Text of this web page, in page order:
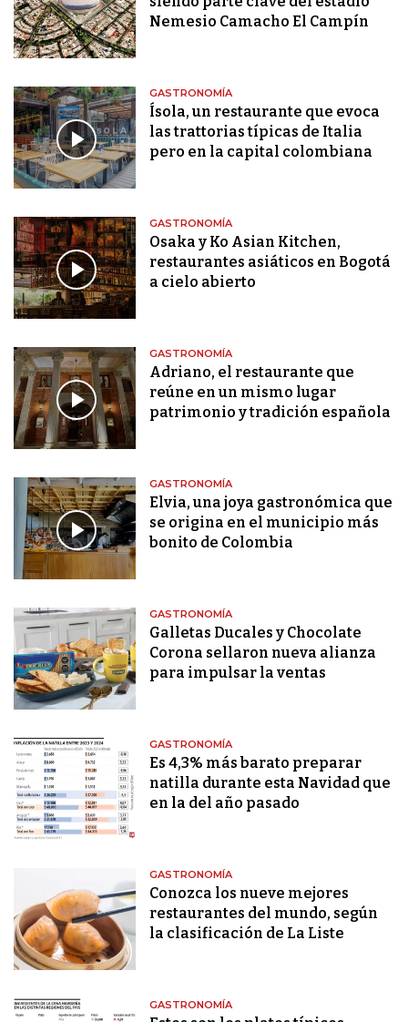
Nemesio Camacho El Campín
GASTRONOMÍA
Ísola, un restaurante que evoca
las trattorias típicas de Italia
pero en la capital colombiana
GASTRONOMÍA
Osaka y Ko Asian Kitchen,
restaurantes asiáticos en Bogotá
a cielo abierto
GASTRONOMÍA
Adriano, el restaurante que
reúne en un mismo lugar
patrimonio y tradición española
GASTRONOMÍA
Elvia, una joya gastronómica que
se origina en el municipio más
bonito de Colombia
GASTRONOMÍA
Galletas Ducales y Chocolate
Corona sellaron nueva alianza
para impulsar la ventas
GASTRONOMÍA
Es 4,3% más barato preparar
natilla durante esta Navidad que
en la del año pasado
GASTRONOMÍA
Conozca los nueve mejores
restaurantes del mundo, según
la clasificación de La Liste
GASTRONOMÍA